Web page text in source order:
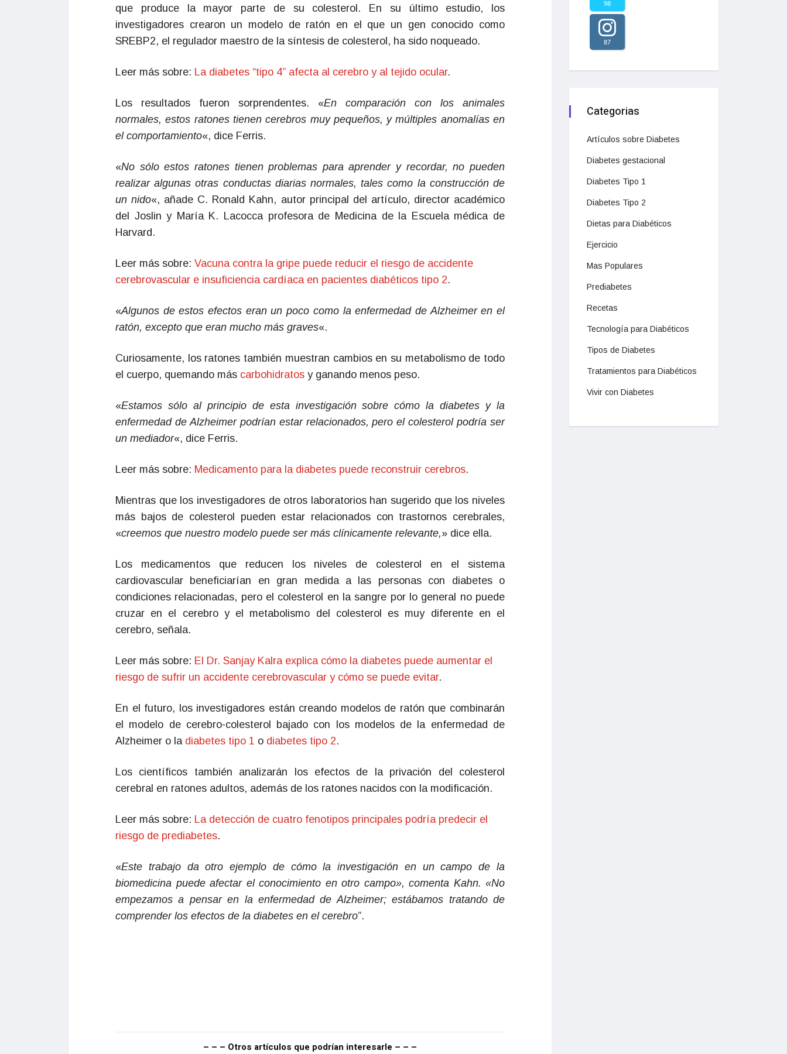
que produce la mayor parte de su colesterol. En su último estudio, los
investigadores crearon un modelo de ratón en el que un gen conocido como
SREBP2, el regulador maestro de la síntesis de colesterol, ha sido noqueado.
Leer más sobre: La diabetes “tipo 4” afecta al cerebro y al tejido ocular.
Los resultados fueron sorprendentes. «En comparación con los animales
normales, estos ratones tienen cerebros muy pequeños, y múltiples anomalías en
el comportamiento«, dice Ferris.
«No sólo estos ratones tienen problemas para aprender y recordar, no pueden
realizar algunas otras conductas diarias normales, tales como la construcción de
un nido«, añade C. Ronald Kahn, autor principal del artículo, director académico
del Joslin y María K. Lacocca profesora de Medicina de la Escuela médica de
Harvard.
Leer más sobre: Vacuna contra la gripe puede reducir el riesgo de accidente
cerebrovascular e insuficiencia cardíaca en pacientes diabéticos tipo 2.
«Algunos de estos efectos eran un poco como la enfermedad de Alzheimer en el
ratón, excepto que eran mucho más graves«.
Curiosamente, los ratones también muestran cambios en su metabolismo de todo
el cuerpo, quemando más carbohidratos y ganando menos peso.
«Estamos sólo al principio de esta investigación sobre cómo la diabetes y la
enfermedad de Alzheimer podrían estar relacionados, pero el colesterol podría ser
un mediador«, dice Ferris.
Leer más sobre: Medicamento para la diabetes puede reconstruir cerebros.
Mientras que los investigadores de otros laboratorios han sugerido que los niveles
más bajos de colesterol pueden estar relacionados con trastornos cerebrales,
«creemos que nuestro modelo puede ser más clínicamente relevante,» dice ella.
Los medicamentos que reducen los niveles de colesterol en el sistema
cardiovascular beneficiarían en gran medida a las personas con diabetes o
condiciones relacionadas, pero el colesterol en la sangre por lo general no puede
cruzar en el cerebro y el metabolismo del colesterol es muy diferente en el
cerebro, señala.
Leer más sobre: El Dr. Sanjay Kalra explica cómo la diabetes puede aumentar el
riesgo de sufrir un accidente cerebrovascular y cómo se puede evitar.
En el futuro, los investigadores están creando modelos de ratón que combinarán
el modelo de cerebro-colesterol bajado con los modelos de la enfermedad de
Alzheimer o la diabetes tipo 1 o diabetes tipo 2.
Los científicos también analizarán los efectos de la privación del colesterol
cerebral en ratones adultos, además de los ratones nacidos con la modificación.
Leer más sobre: La detección de cuatro fenotipos principales podría predecir el
riesgo de prediabetes.
«Este trabajo da otro ejemplo de cómo la investigación en un campo de la
biomedicina puede afectar el conocimiento en otro campo», comenta Kahn. «No
empezamos a pensar en la enfermedad de Alzheimer; estábamos tratando de
comprender los efectos de la diabetes en el cerebro”.
– – – Otros artículos que podrían interesarle – – –
98
87
Categorias
Artículos sobre Diabetes
Diabetes gestacional
Diabetes Tipo 1
Diabetes Tipo 2
Dietas para Diabéticos
Ejercicio
Mas Populares
Prediabetes
Recetas
Tecnología para Diabéticos
Tipos de Diabetes
Tratamientos para Diabéticos
Vivir con Diabetes